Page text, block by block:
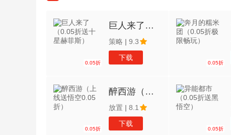
0.05折
巨人来了（0.05折送十星赫菲斯）
策略 | 9.3
下载
0.05折
0.05折
醉西游（上线送悟空0.05折）
放置 | 8.1
下载
0.05折